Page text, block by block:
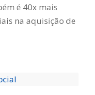
é 40x mais
na aquisição de